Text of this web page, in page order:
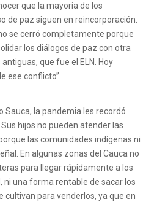
que la mayoría de los
de paz siguen en reincorporación.
se cerró completamente porque
los diálogos de paz con otra
que fue el ELN. Hoy
ese conflicto”.
Sauca, la pandemia les recordó
hijos no pueden atender las
las comunidades indígenas ni
En algunas zonas del Cauca no
para llegar rápidamente a los
ni una forma rentable de sacar los
cultivan para venderlos, ya que en